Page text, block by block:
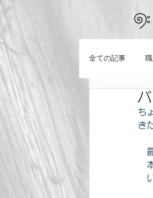
全ての記事
新型コロナ
ち
き
最
本
い